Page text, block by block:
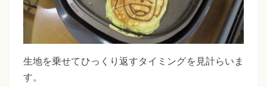
ケ
ー
キ
作
生地を乗せてひっくり返すタイミングを見計らいま
す。